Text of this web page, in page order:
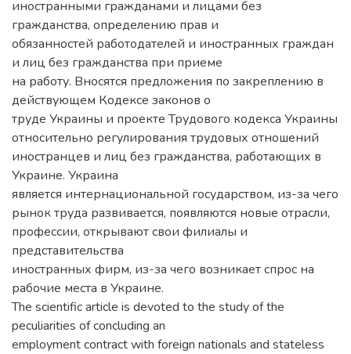
иностранными гражданами и лицами без
гражданства, определению прав и
обязанностей работодателей и иностранных граждан
и лиц без гражданства при приеме
на работу. Вносятся предложения по закреплению в
действующем Кодексе законов о
труде Украины и проекте Трудового кодекса Украины
относительно регулирования трудовых отношений
иностранцев и лиц без гражданства, работающих в
Украине. Украина
является интернациональной государством, из-за чего
рынок труда развивается, появляются новые отрасли,
профессии, открывают свои филиалы и
представительства
иностранных фирм, из-за чего возникает спрос на
рабочие места в Украине.
The scientific article is devoted to the study of the
peculiarities of concluding an
employment contract with foreign nationals and stateless